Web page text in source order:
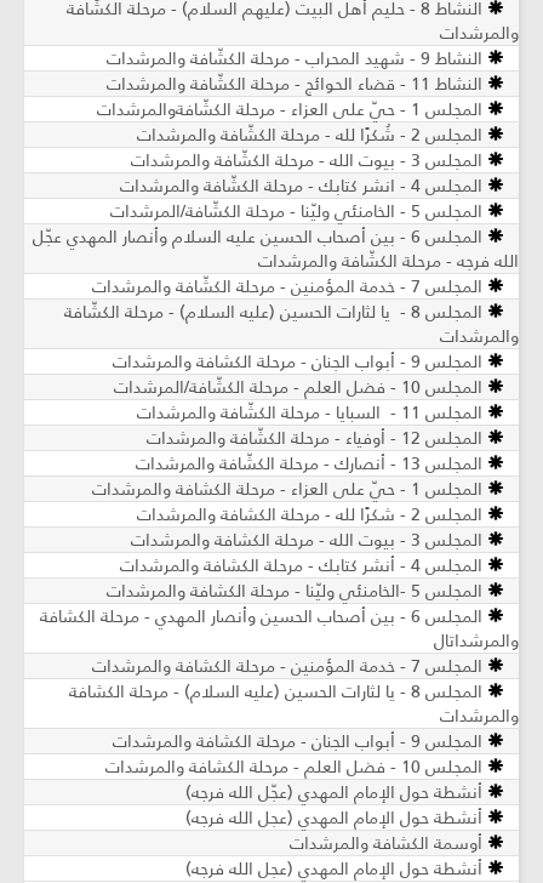
النشاط 8 - حليم أهل البيت (عليهم السلام) - مرحلة الكشّافة
والمرشدات
النشاط 9 - شهيد المحراب - مرحلة الكشّافة والمرشدات
النشاط 11 - قضاء الحوائج - مرحلة الكشّافة والمرشدات
المجلس 1 - حيّ على العزاء - مرحلة الكشّافةوالمرشدات
المجلس 2 - شُكرًا لله - مرحلة الكشّافة والمرشدات
المجلس 3 - بيوت الله - مرحلة الكشّافة والمرشدات
المجلس 4 - انشر كتابك - مرحلة الكشّافة والمرشدات
المجلس 5 - الخامنئي وليّنا - مرحلة الكشّافة/المرشدات
المجلس 6 - بين أصحاب الحسين عليه السلام وأنصار المهدي عجّل
الله فرجه - مرحلة الكشّافة والمرشدات
المجلس 7 - خدمة المؤمنين - مرحلة الكشّافة والمرشدات
المجلس 8 - يا لثارات الحسين (عليه السلام) - مرحلة الكشّافة
والمرشدات
المجلس 9 - أبواب الجنان - مرحلة الكشافة والمرشدات
المجلس 10 - فضل العلم - مرحلة الكشّافة/المرشدات
المجلس 11 - السبايا - مرحلة الكشّافة والمرشدات
المجلس 12 - أوفياء - مرحلة الكشّافة والمرشدات
المجلس 13 - أنصارك - مرحلة الكشّافة والمرشدات
المجلس 1 - حيّ على العزاء - مرحلة الكشافة والمرشدات
المجلس 2 - شكرًا لله - مرحلة الكشافة والمرشدات
المجلس 3 - بيوت الله - مرحلة الكشافة والمرشدات
المجلس 4 - أنشر كتابك - مرحلة الكشافة والمرشدات
المجلس 5 -الخامنئي وليّنا - مرحلة الكشافة والمرشدات
المجلس 6 - بين أصحاب الحسين وأنصار المهدي - مرحلة الكشافة
والمرشداتال
المجلس 7 - خدمة المؤمنين - مرحلة الكشافة والمرشدات
المجلس 8 - يا لثارات الحسين (عليه السلام) - مرحلة الكشافة
والمرشدات
المجلس 9 - أبواب الجنان - مرحلة الكشافة والمرشدات
المجلس 10 - فضل العلم - مرحلة الكشافة والمرشدات
أنشطة حول الإمام المهدي (عجّل الله فرجه)
أنشطة حول الإمام المهدي (عجل الله فرجه)
أوسمة الكشافة والمرشدات
أنشطة حول الإمام المهدي (عجل الله فرجه)